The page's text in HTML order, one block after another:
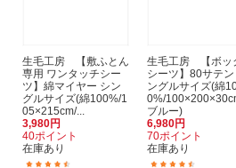
生毛工房 【敷ふとん
専用 ワンタッチシー
ツ】綿マイヤー シン
グルサイズ(綿100%/1
05×215cm/...
3,980円
40ポイント
在庫あり
生毛工房 【ボッ
シーツ】80サテン
ングルサイズ(綿
0%/
ブルー)
6,980円
70ポイント
在庫あり